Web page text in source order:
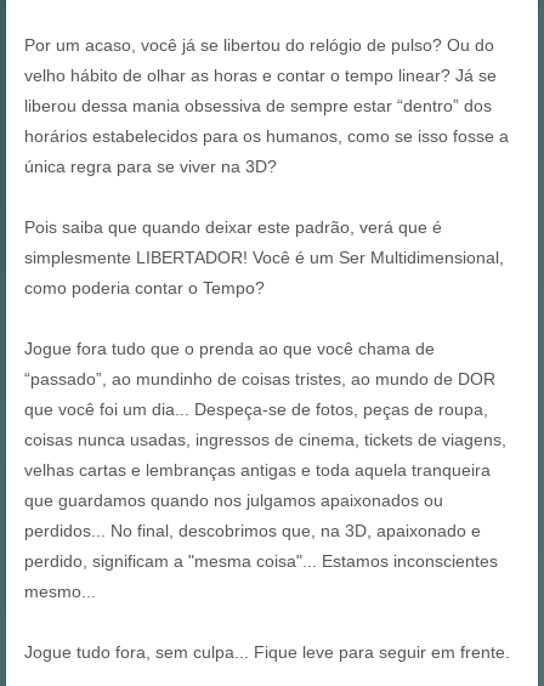
Por um acaso, você já se libertou do relógio de pulso? Ou do
velho hábito de olhar as horas e contar o tempo linear? Já se
liberou dessa mania obsessiva de sempre estar “dentro” dos
horários estabelecidos para os humanos, como se isso fosse a
única regra para se viver na 3D?
Pois saiba que quando deixar este padrão, verá que é
simplesmente LIBERTADOR! Você é um Ser Multidimensional,
como poderia contar o Tempo?
Jogue fora tudo que o prenda ao que você chama de
“passado”, ao mundinho de coisas tristes, ao mundo de DOR
que você foi um dia... Despeça-se de fotos, peças de roupa,
coisas nunca usadas, ingressos de cinema, tickets de viagens,
velhas cartas e lembranças antigas e toda aquela tranqueira
que guardamos quando nos julgamos apaixonados ou
perdidos... No final, descobrimos que, na 3D, apaixonado e
perdido, significam a "mesma coisa"... Estamos inconscientes
mesmo...
Jogue tudo fora, sem culpa... Fique leve para seguir em frente.